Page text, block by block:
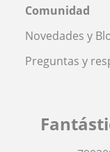
Comunidad
Novedades y
Preguntas y